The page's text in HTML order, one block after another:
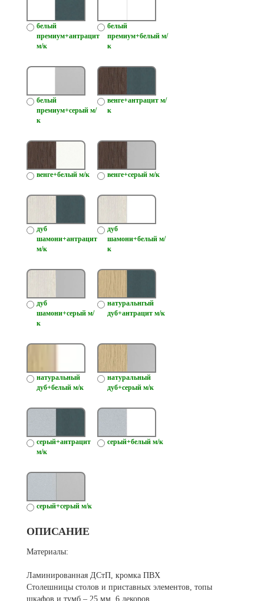
белый
премиум+антрацит
м/к
белый
премиум+белый м/
к
белый
премиум+серый м/
к
венге+антрацит м/
к
венге+белый м/к венге+серый м/к
дуб
шамони+антрацит
м/к
дуб
шамони+белый м/
к
дуб
шамони+серый м/
к
натуральнгый
дуб+антрацит м/к
натуральный
дуб+белый м/к
натуральный
дуб+серый м/к
серый+антрацит
м/к
серый+белый м/к
серый+серый м/к
ОПИСАНИЕ
Материалы:
Ламинированная ДСтП, кромка ПВХ
Столешницы столов и приставных элементов, топы
шкафов и тумб – 25 мм, 6 декоров